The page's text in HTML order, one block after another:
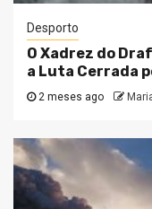
Desporto
O Xadrez do
a Luta Cerrada
2 meses ago